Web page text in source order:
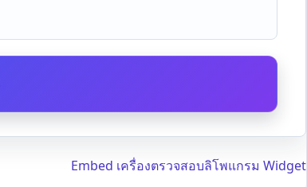
Embed เครื่องตรวจสอบลิโพแกรม Widget